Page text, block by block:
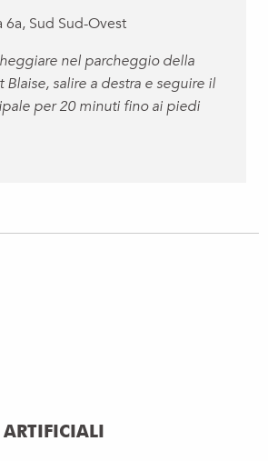
6a, Sud Sud-Ovest
nel parcheggio della
Blaise, salire a destra e seguire il
per 20 minuti fino ai piedi